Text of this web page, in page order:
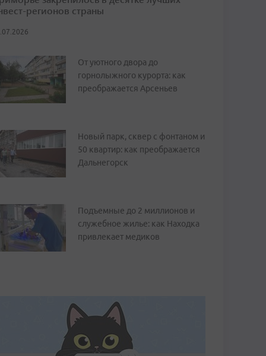
регионов страны
От уютного двора до
горнолыжного курорта: как
преображается Арсеньев
Новый парк, сквер с фонтаном и
50 квартир: как преображается
Дальнегорск
Подъемные до 2 миллионов и
служебное жилье: как Находка
привлекает медиков